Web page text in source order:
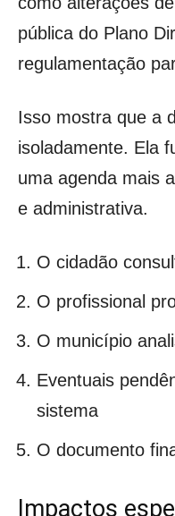
pública do Plano
regulamentação
Isso mostra que a
isoladamente. Ela
uma agenda mais
e administrativa.
O cidadão
O profissional
O município
Eventuais
sistema
O documento
Impactos